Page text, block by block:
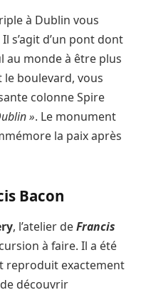
à Dublin vous
Il s’agit d’un pont dont
au monde à être plus
boulevard, vous
colonne Spire
». Le monument
la paix après
Bacon
, l’atelier deFrancis
à faire. Il a été
reproduit exactement
de découvrir